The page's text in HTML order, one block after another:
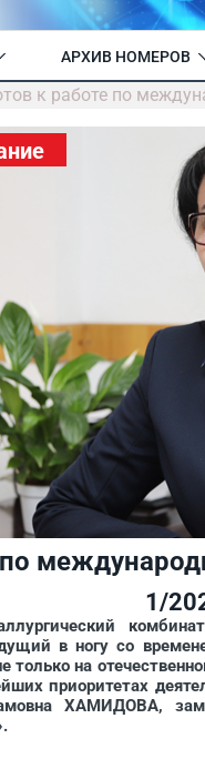
АРХИВ НОМЕРОВ
к работе по
1/
комбинат
в ногу со
только на
приоритетах
ХАМИДОВА,